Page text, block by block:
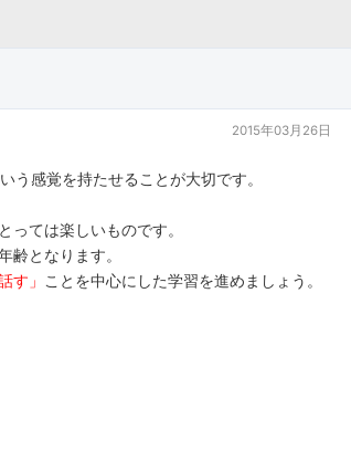
2015年03月26日
う感覚を持たせることが大切です。
ては楽しいものです。
齢となります。
す」 ことを中心にした学習を進めましょう。